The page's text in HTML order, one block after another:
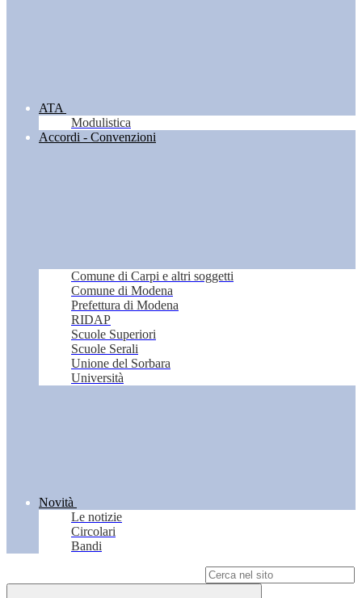
ATA
Modulistica
Accordi - Convenzioni
Comune di Carpi e altri soggetti
Comune di Modena
Prefettura di Modena
RIDAP
Scuole Superiori
Scuole Serali
Unione del Sorbara
Università
Novità
Le notizie
Circolari
Bandi